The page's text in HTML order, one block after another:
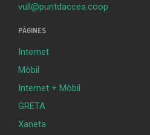
vull@puntdacces.coop
PÀGINES
Internet
Mòbil
Internet + Mòbil
GRETA
Xaneta